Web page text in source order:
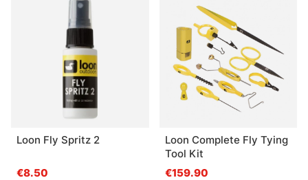
het gemakkelijkst via onze categorieën of productmerk.
Loon Fly Spritz 2
€8.50
Loon Complete Fly Tying
Tool Kit
€159.90